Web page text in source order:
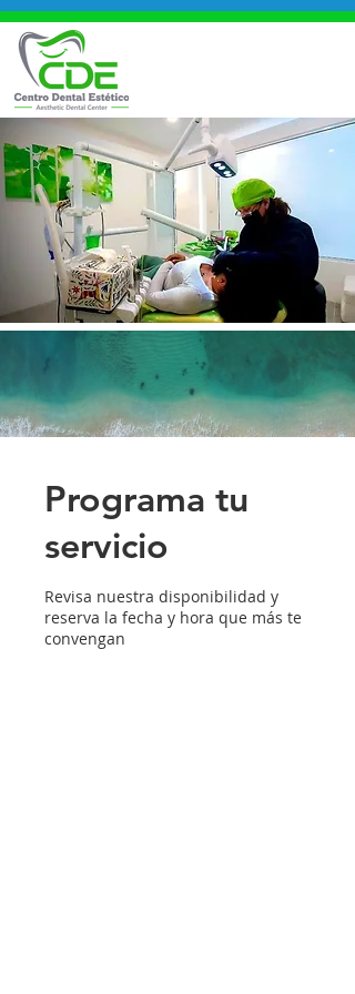
Programa tu
servicio
Revisa nuestra disponibilidad y
reserva la fecha y hora que más te
convengan